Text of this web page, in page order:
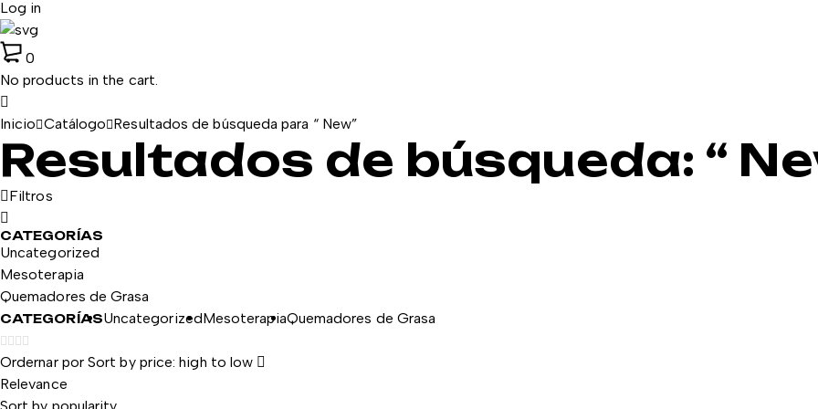
Log in
0
No products in the cart.
Inicio Catálogo Resultados de búsqueda para “ New”
Resultados de búsqueda: “
Filtros
CATEGORÍAS
Uncategorized
Mesoterapia
Quemadores de Grasa
CATEGORÍASUncategorizedMesoterapiaQuemadores de Grasa
Ordernar por Sort by price: high to low
Relevance